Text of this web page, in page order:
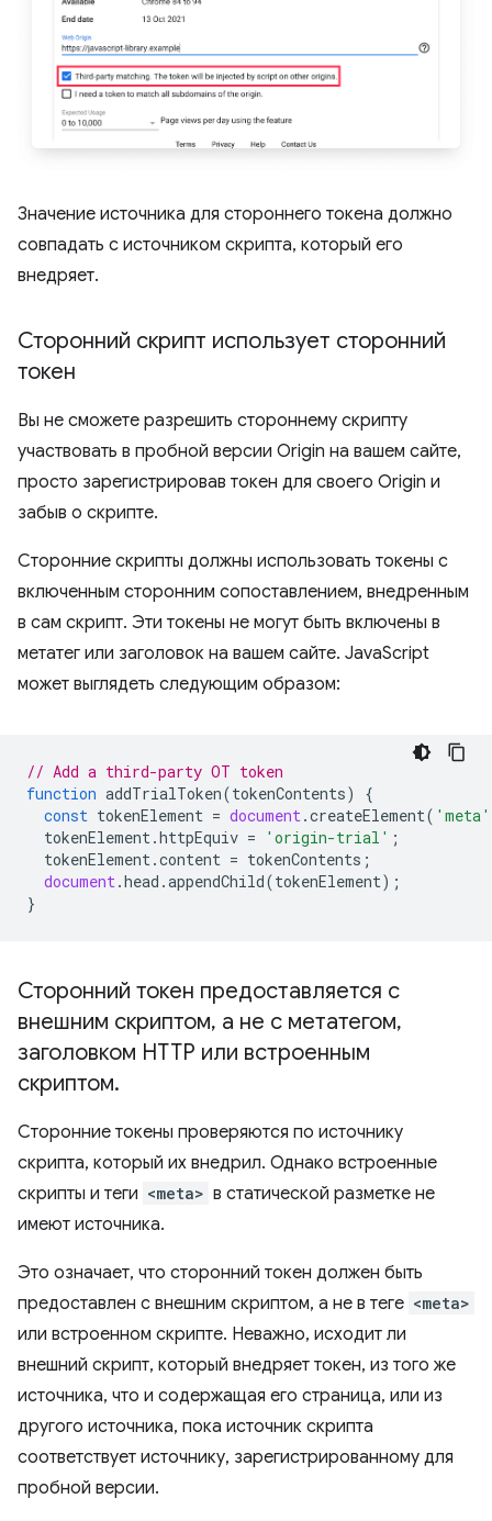
Значение источника для стороннего токена должно
совпадать с источником скрипта, который его
внедряет.
Сторонний скрипт использует сторонний
токен
Вы не сможете разрешить стороннему скрипту
участвовать в пробной версии Origin на вашем сайте,
просто зарегистрировав токен для своего Origin и
забыв о скрипте.
Сторонние скрипты должны использовать токены с
включенным сторонним сопоставлением, внедренным
в сам скрипт. Эти токены не могут быть включены в
метатег или заголовок на вашем сайте. JavaScript
может выглядеть следующим образом:
// Add a third-party OT token
function addTrialToken(tokenContents)
{
const tokenElement = document.createElement( 'meta'
tokenElement.httpEquiv = 'origin-trial' ;
tokenElement.content = tokenContents ;
document.head .appendChild(tokenElement);
}
Сторонний токен предоставляется с
внешним скриптом, а не с метатегом,
заголовком HTTP или встроенным
скриптом.
Сторонние токены проверяются по источнику
скрипта, который их внедрил. Однако встроенные
скрипты и теги <meta> в статической разметке не
имеют источника.
Это означает, что сторонний токен должен быть
предоставлен с внешним скриптом, а не в теге <meta>
или встроенном скрипте. Неважно, исходит ли
внешний скрипт, который внедряет токен, из того же
источника, что и содержащая его страница, или из
другого источника, пока источник скрипта
соответствует источнику, зарегистрированному для
пробной версии.